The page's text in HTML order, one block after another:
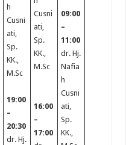
h
Cusni
ati,
Sp.
KK.,
M.Sc
19:00
–
20:30
dr. Hj.
Cusni
ati,
Sp.
KK.,
M.Sc
16:00
–
17:00
09:00
–
11:00
dr. Hj.
Nafia
h
Cusni
ati,
Sp.
KK.,